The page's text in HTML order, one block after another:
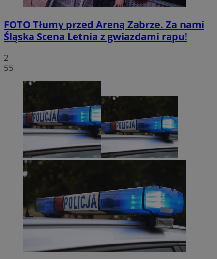
FOTO Tłumy przed Areną Zabrze. Za nami
Śląska Scena Letnia z gwiazdami rapu!
2
55